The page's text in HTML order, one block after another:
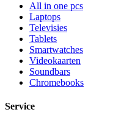
All in one pcs
Laptops
Televisies
Tablets
Smartwatches
Videokaarten
Soundbars
Chromebooks
Service